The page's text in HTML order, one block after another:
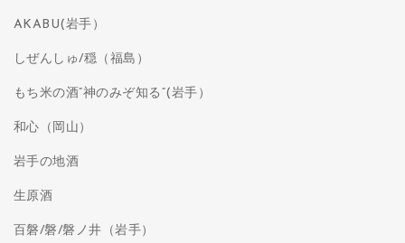
AKABU(岩手）
しぜんしゅ/穏（福島）
もち米の酒”神のみぞ知る”(岩手）
和心（岡山）
岩手の地酒
生原酒
百磐/磐/磐ノ井（岩手）